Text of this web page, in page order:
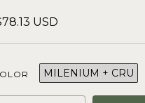
USD
MILENIUM + CRU